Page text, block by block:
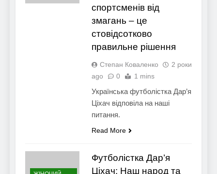
спортсменів від
змагань – це
стовідсотково
правильне рішення
Степан Коваленко
2 роки
ago
0 1 mins
Українська футболістка Дар’я
Ціхач відповіла на наші
питання.
Read More
Футболістка Дар’я
Ціхач: Наш народ та